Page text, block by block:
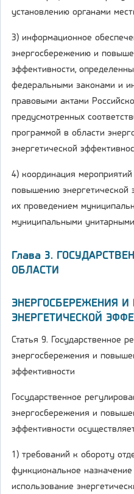
установлению органами
3) информационное
энергосбережению и
эффективности,
федеральными законами и
правовыми актами
предусмотренных
программой в области
энергетической
4) координация
повышению энергетической
их проведением
муниципальными
Глава 3.
ОБЛАСТИ
ЭНЕРГОСБЕРЕЖЕНИЯ
ЭНЕРГЕТИЧЕСКОЙ
Статья 9. Государственное
энергосбережения и
эффективности
Государственное
энергосбережения и
эффективности
1) требований к обороту
функциональное
использование